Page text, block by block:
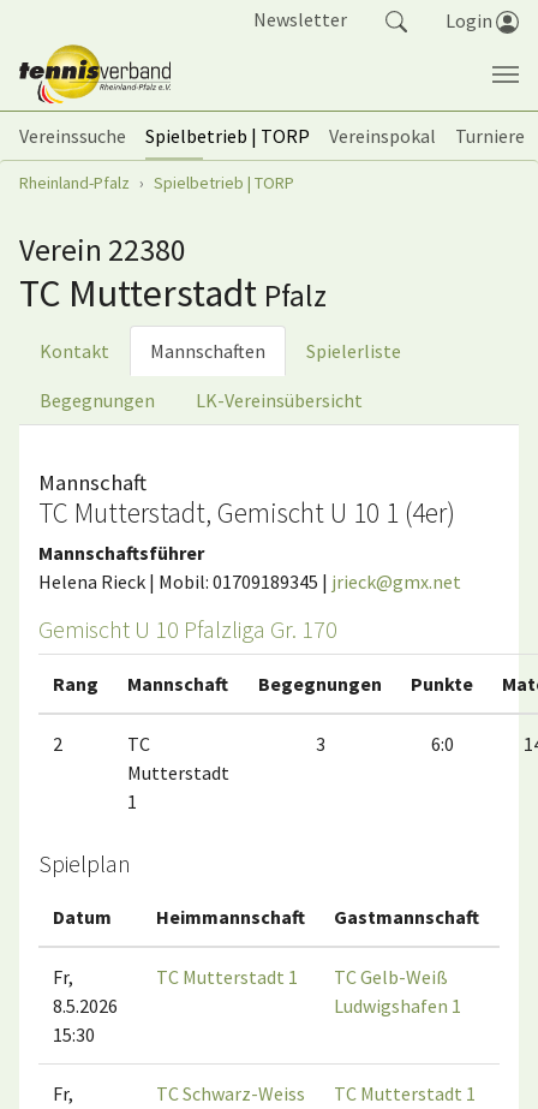
Newsletter Login
Vereinssuche Spielbetrieb | TORP Vereinspokal
Turniere
Sie sind hier:
Rheinland-Pfalz Spielbetrieb | TORP
Verein 22380
TC Mutterstadt Pfalz
Kontakt Mannschaften Spielerliste
Begegnungen LK-Vereinsübersicht
Mannschaft
TC Mutterstadt, Gemischt U 10 1 (4er)
Mannschaftsführer
Helena Rieck | Mobil: 01709189345 | jrieck@gmx.net
Gemischt U 10 Pfalzliga Gr. 170
Rang Mannschaft Begegnungen Punkte
2
TC
Mutterstadt
1
3 6:0
Spielplan
Datum Heimmannschaft Gastmannschaft
Fr,
8.5.2026
15:30
TC Mutterstadt 1
TC Gelb-Weiß
Ludwigshafen 1
Fr,
TC Schwarz-Weiss
TC Mutterstadt 1